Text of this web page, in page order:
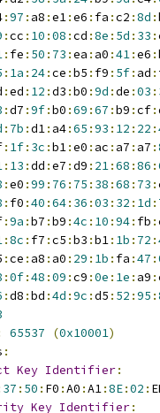
:97 : a8 :e1:e6 : fa :c2 :8d :
:cc : 10 :08 :cd :8e : 5d : 33 :
: fe : 50 : 73 :ea : a0 :41:e6 :
: 1a : 24:ce :b5 : f9 : 5f: ad :
:ed : 12 :d3 :b0 :9d :de :03 :
:d7 :9f:b0 :69 :67 :b9 :cf:
: 7b :d1: a4:65 :93 : 12 : 22 :
: 1f: 3c :b1:e0 : ac : a7 : a7 :
: 13 :dd :e7 :d9 : 21:68 :86 :
:e0 :99 : 76 : 75 : 38 :68 : 73 :
: f0 :40 :64: 36 :03 : 32 : 1d :
:9a :b7 :b9 :4c : 10 :94: fb :
:8c : f7 :c5 :b3 :b1: 1b : 72 :
:ce : a8 : a0 : 29 : 1b : fa :47 :
:0f:48 :09 :c9 :0e : 1e : a9 :
:d8 :bd :4d :9c :d5 : 52 :95 :
65537 (0x10001)
:
Key Identifier:
37 : 50 : F0 :A0 :A1:8E:02 :
Key Identifier: